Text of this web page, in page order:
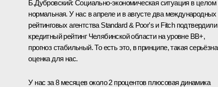
Б.Дубровский: Социально-экономическая ситуация в целом
нормальная. У нас в апреле и в августе два международных
рейтинговых агентства Standard & Poor's и Fitch подтвердили
кредитный рейтинг Челябинской области на уровне BB+,
прогноз стабильный. То есть это, в принципе, такая
оценка для нас.
У нас за 8 месяцев около 2 процентов плюсовая динамика